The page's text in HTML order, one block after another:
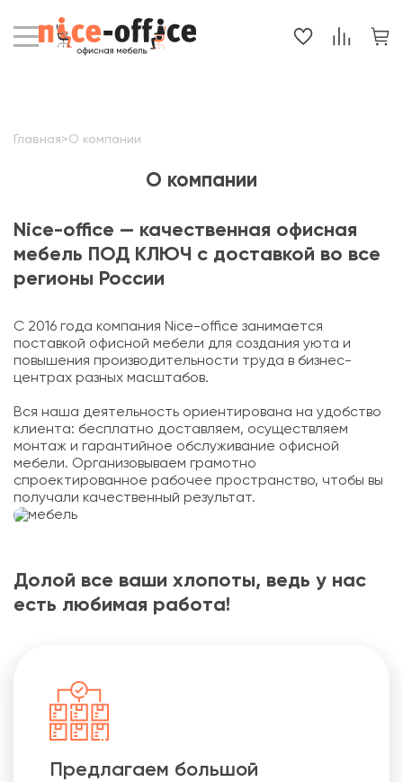
Главная>О компании
О компании
Nice-office — качественная офисная
мебель ПОД КЛЮЧ с доставкой во все
регионы России
С 2016 года компания Nice-office занимается
поставкой офисной мебели для создания уюта и
повышения производительности труда в бизнес-
центрах разных масштабов.
Вся наша деятельность ориентирована на удобство
клиента: бесплатно доставляем, осуществляем
монтаж и гарантийное обслуживание офисной
мебели. Организовываем грамотно
спроектированное рабочее пространство, чтобы вы
получали качественный результат.
Долой все ваши хлопоты, ведь у нас
есть любимая работа!
Предлагаем большой